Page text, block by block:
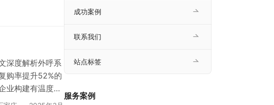
深度解析外呼系
购率提升52%的
业构建有温度的
成功案例
联系我们
站点标签
服务案例